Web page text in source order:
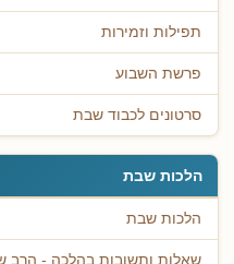
תפילות וזמירות
פרשת השבוע
סרטונים לכבוד שבת
הלכות שבת
הלכות שבת
שאלות ותשובות בהלכה - הרב